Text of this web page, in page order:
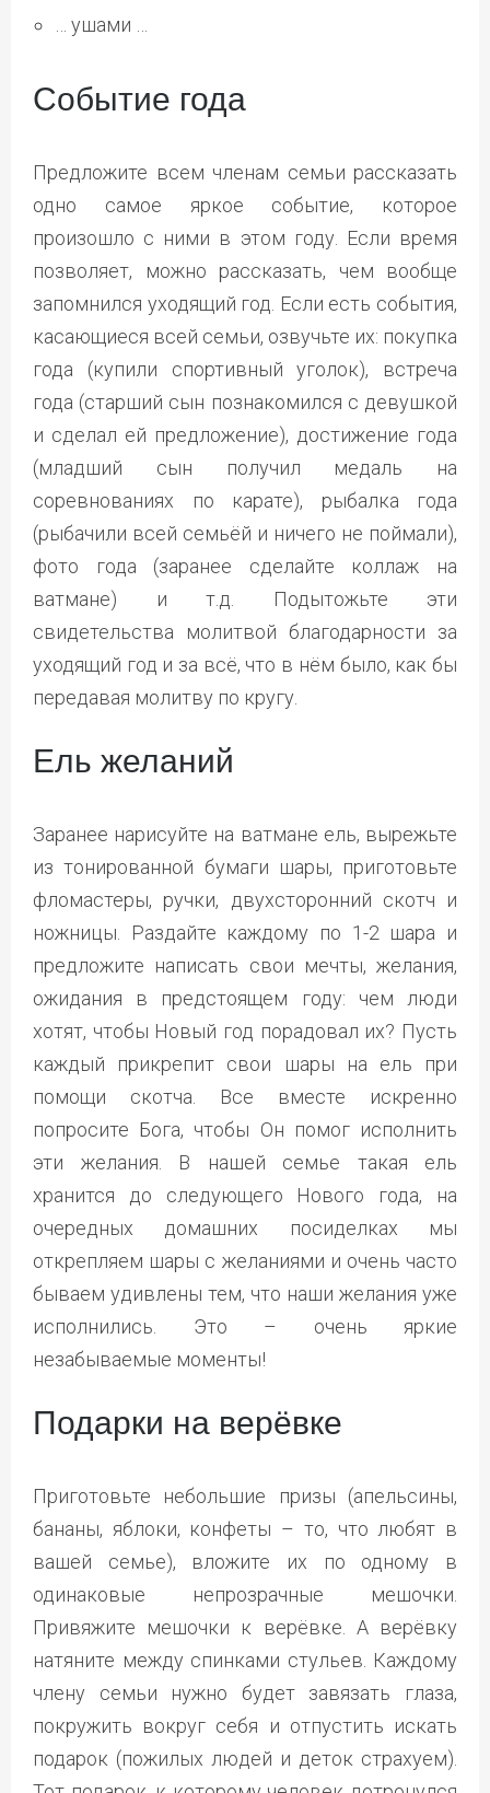
… ушами …
Событие года
Предложите всем членам семьи рассказать
одно самое яркое событие, которое
произошло с ними в этом году. Если время
позволяет, можно рассказать, чем вообще
запомнился уходящий год. Если есть события,
касающиеся всей семьи, озвучьте их: покупка
года (купили спортивный уголок), встреча
года (старший сын познакомился с девушкой
и сделал ей предложение), достижение года
(младший сын получил медаль на
соревнованиях по карате), рыбалка года
(рыбачили всей семьёй и ничего не поймали),
фото года (заранее сделайте коллаж на
ватмане) и т.д. Подытожьте эти
свидетельства молитвой благодарности за
уходящий год и за всё, что в нём было, как бы
передавая молитву по кругу.
Ель желаний
Заранее нарисуйте на ватмане ель, вырежьте
из тонированной бумаги шары, приготовьте
фломастеры, ручки, двухсторонний скотч и
ножницы. Раздайте каждому по 1-2 шара и
предложите написать свои мечты, желания,
ожидания в предстоящем году: чем люди
хотят, чтобы Новый год порадовал их? Пусть
каждый прикрепит свои шары на ель при
помощи скотча. Все вместе искренно
попросите Бога, чтобы Он помог исполнить
эти желания. В нашей семье такая ель
хранится до следующего Нового года, на
очередных домашних посиделках мы
открепляем шары с желаниями и очень часто
бываем удивлены тем, что наши желания уже
исполнились. Это – очень яркие
незабываемые моменты!
Подарки на верёвке
Приготовьте небольшие призы (апельсины,
бананы, яблоки, конфеты – то, что любят в
вашей семье), вложите их по одному в
одинаковые непрозрачные мешочки.
Привяжите мешочки к верёвке. А верёвку
натяните между спинками стульев. Каждому
члену семьи нужно будет завязать глаза,
покружить вокруг себя и отпустить искать
подарок (пожилых людей и деток страхуем).